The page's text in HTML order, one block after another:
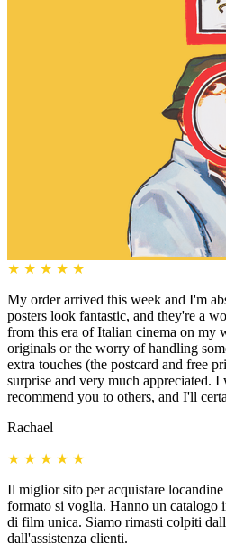
★ ★ ★ ★ ★
My order arrived this week and I'm
posters look fantastic, and they're a
from this era of Italian cinema on my
originals or the worry of handling
extra touches (the postcard and free
surprise and very much appreciated. I
recommend you to others, and I'll
Rachael
★ ★ ★ ★ ★
Il miglior sito per acquistare
formato si voglia. Hanno un catalogo
di film unica. Siamo rimasti colpiti
dall'assistenza clienti.